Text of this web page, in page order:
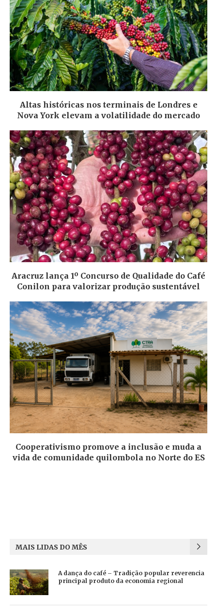
Altas históricas nos terminais de Londres e
Nova York elevam a volatilidade do mercado
Aracruz lança 1º Concurso de Qualidade do Café
Conilon para valorizar produção sustentável
Cooperativismo promove a inclusão e muda a
vida de comunidade quilombola no Norte do ES
MAIS LIDAS DO MÊS
A dança do café – Tradição popular reverencia
principal produto da economia regional